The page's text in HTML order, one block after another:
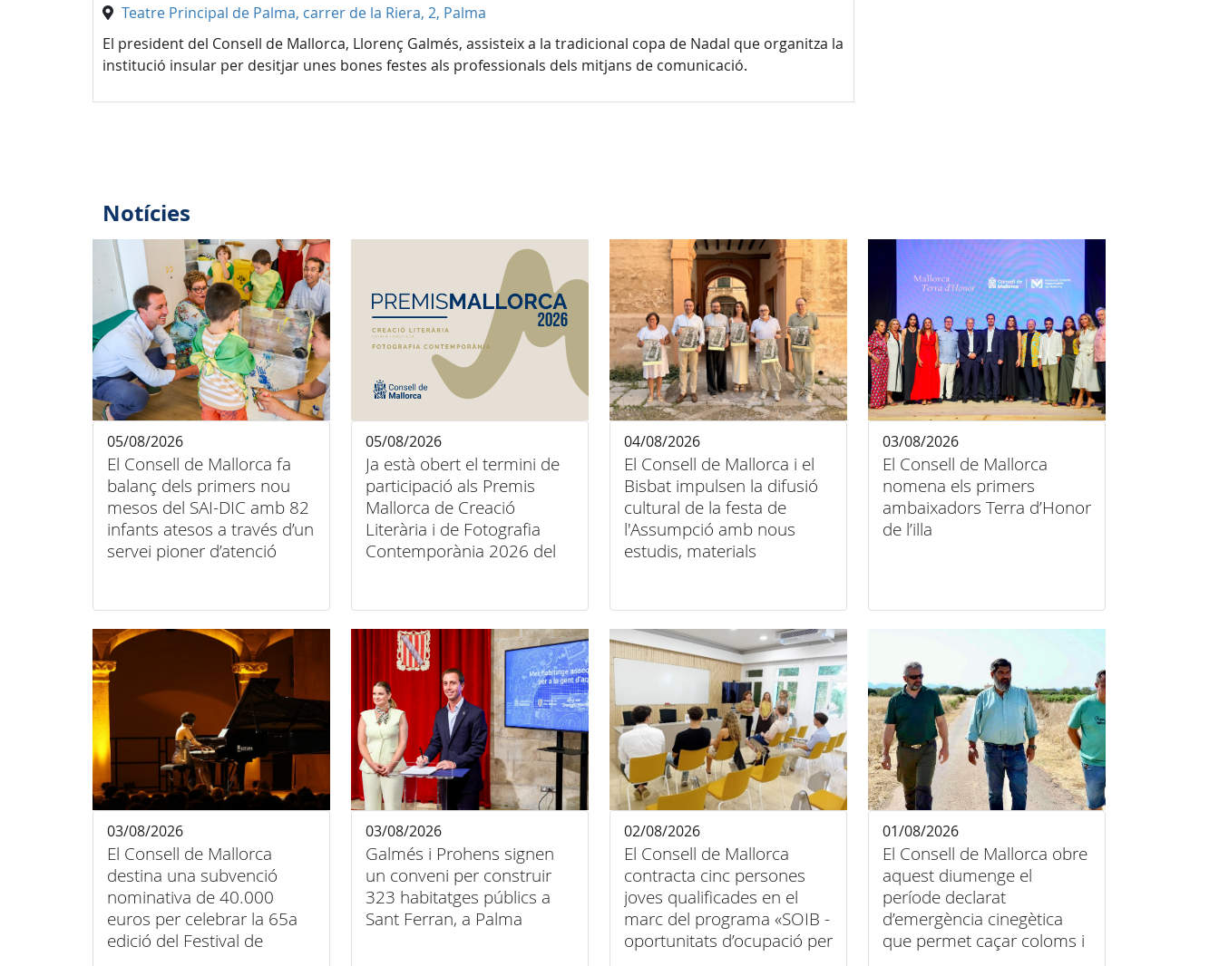
Teatre Principal de Palma, carrer de la Riera, 2, Palma
El president del Consell de Mallorca, Llorenç Galmés, assisteix a la tradicional copa de Nadal que organitza la
institució insular per desitjar unes bones festes als professionals dels mitjans de comunicació.
Notícies
El Consell de Mallorca fa
balanç dels primers nou
mesos del SAI-DIC amb 82
infants atesos a través d’un
servei pioner d’atenció
05/08/2026
Ja està obert el termini de
participació als Premis
Mallorca de Creació
Literària i de Fotografia
Contemporània 2026 del
05/08/2026
El Consell de Mallorca i el
Bisbat impulsen la difusió
cultural de la festa de
l'Assumpció amb nous
estudis, materials
04/08/2026
El Consell de Mallorca
nomena els primers
ambaixadors Terra d’Honor
de l’illa
03/08/2026
El Consell de Mallorca
destina una subvenció
nominativa de 40.000
euros per celebrar la 65a
edició del Festival de
03/08/2026
Galmés i Prohens signen
un conveni per construir
323 habitatges públics a
Sant Ferran, a Palma
03/08/2026
El Consell de Mallorca
contracta cinc persones
joves qualificades en el
marc del programa «SOIB -
oportunitats d’ocupació per
02/08/2026
El Consell de Mallorca obre
aquest diumenge el
període declarat
d’emergència cinegètica
que permet caçar coloms i
01/08/2026